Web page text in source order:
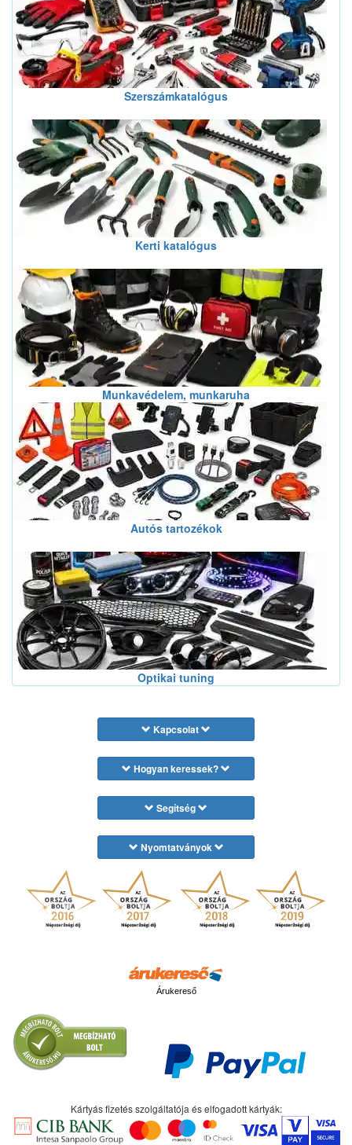
Szerszámkatalógus
Kerti katalógus
Munkavédelem, munkaruha
Autós tartozékok
Optikai tuning
Kapcsolat
Hogyan keressek?
Segítség
Nyomtatványok
Árukereső
Kártyás fizetés szolgáltatója és elfogadott kártyák: